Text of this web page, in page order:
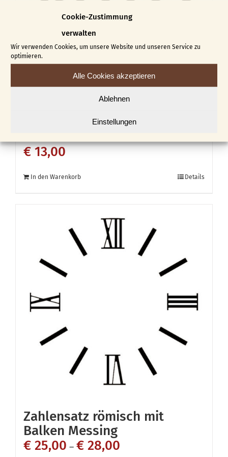
Cookie-Zustimmung
verwalten
Wir verwenden Cookies, um unsere Website und unseren Service zu
optimieren.
Alle Cookies akzeptieren
Ablehnen
Einstellungen
Zahlensatz Kunststoff
€13,00
In den Warenkorb Details
Zahlensatz römisch mit
Balken Messing
€ 25,00 – € 28,00